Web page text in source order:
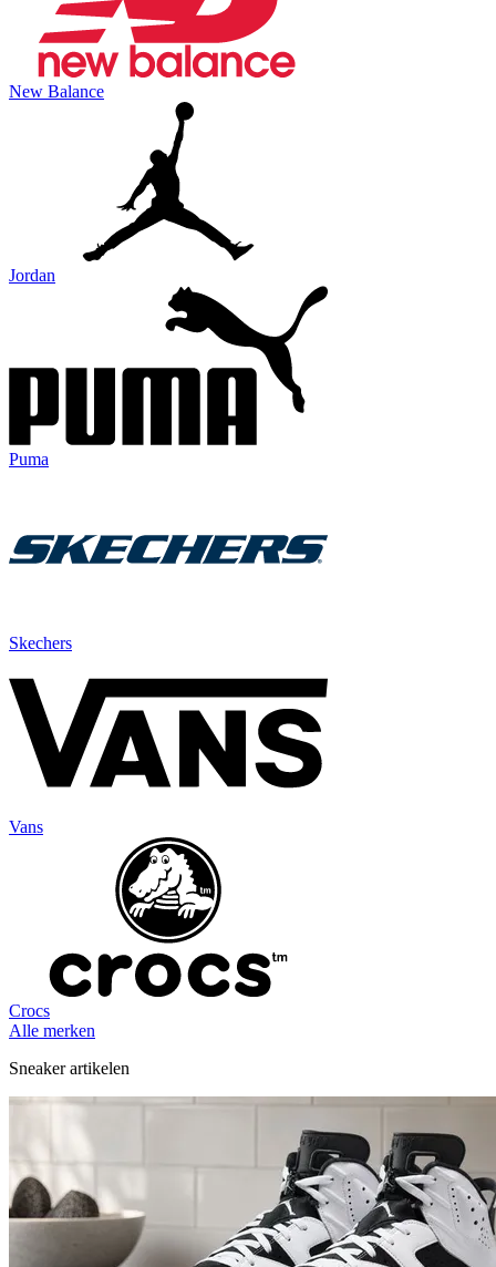
New Balance
Jordan
Puma
Skechers
Vans
Crocs
Alle merken
Sneaker artikelen